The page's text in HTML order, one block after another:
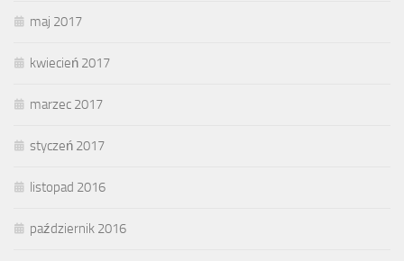
maj 2017
kwiecień 2017
marzec 2017
styczeń 2017
listopad 2016
październik 2016